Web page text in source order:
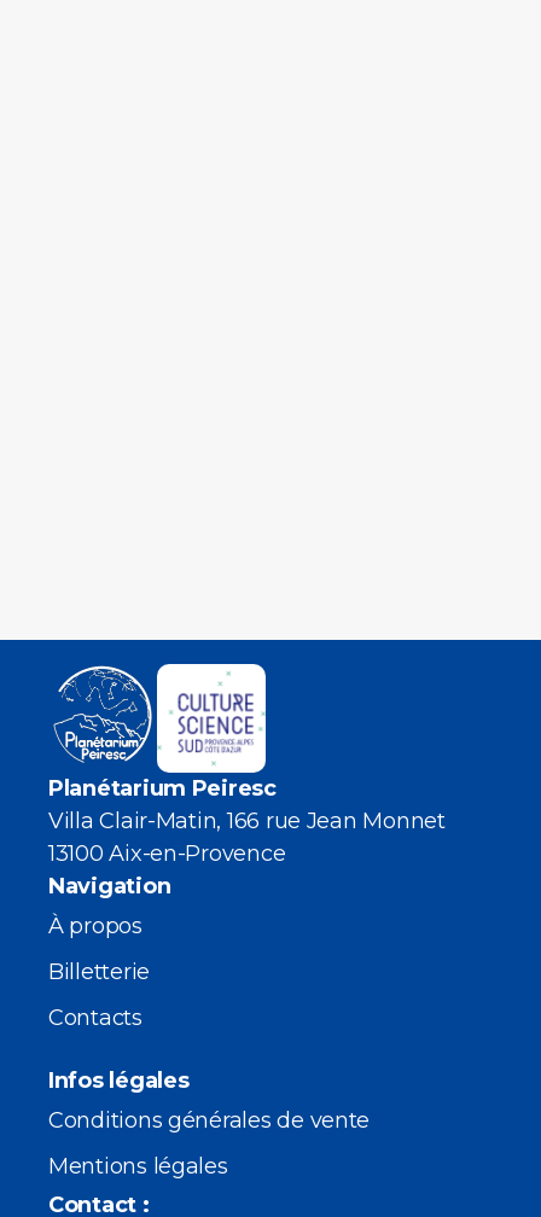
Planétarium Peiresc
Villa Clair-Matin, 166 rue Jean Monnet
13100 Aix-en-Provence
Navigation
À propos
Billetterie
Contacts
Infos légales
Conditions générales de vente
Mentions légales
Contact :